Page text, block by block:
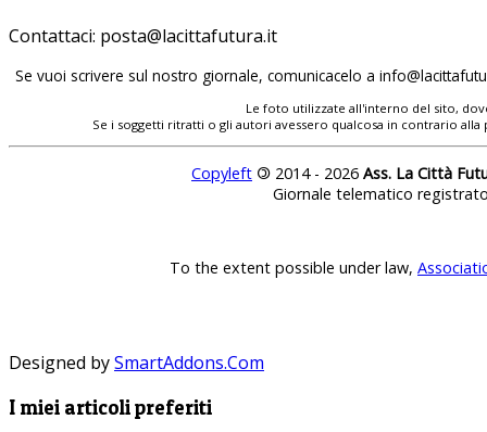
Contattaci: posta@lacittafutura.it
Se vuoi scrivere sul nostro giornale, comunicacelo a
Le foto utilizzate all'interno del sito,
Se i soggetti ritratti o gli autori avessero qualcosa in contrario
Copyleft © 2014 - 2026 Ass. La Città
Giornale telematico
To the extent possible under law,
Designed bySmartAddons.Com
I miei articoli preferiti